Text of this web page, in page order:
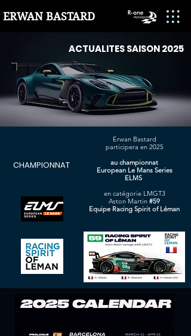
ERWAN BASTARD
ACTUALITES SAISON 2025
CHAMPIONNAT
Erwan Bastard
participera en 2025
au championnat
European Le Mans Series
ELMS
en catégorie LMGT3
Aston Martin #59
Equipe Racing Spirit of Léman